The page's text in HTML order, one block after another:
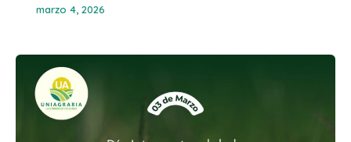
marzo 4, 2026